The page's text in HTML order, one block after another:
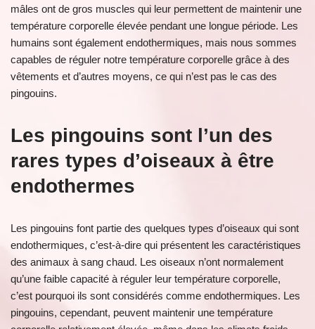
mâles ont de gros muscles qui leur permettent de maintenir une
température corporelle élevée pendant une longue période. Les
humains sont également endothermiques, mais nous sommes
capables de réguler notre température corporelle grâce à des
vêtements et d’autres moyens, ce qui n’est pas le cas des
pingouins.
Les pingouins sont l’un des
rares types d’oiseaux à être
endothermes
Les pingouins font partie des quelques types d’oiseaux qui sont
endothermiques, c’est-à-dire qui présentent les caractéristiques
des animaux à sang chaud. Les oiseaux n’ont normalement
qu’une faible capacité à réguler leur température corporelle,
c’est pourquoi ils sont considérés comme endothermiques. Les
pingouins, cependant, peuvent maintenir une température